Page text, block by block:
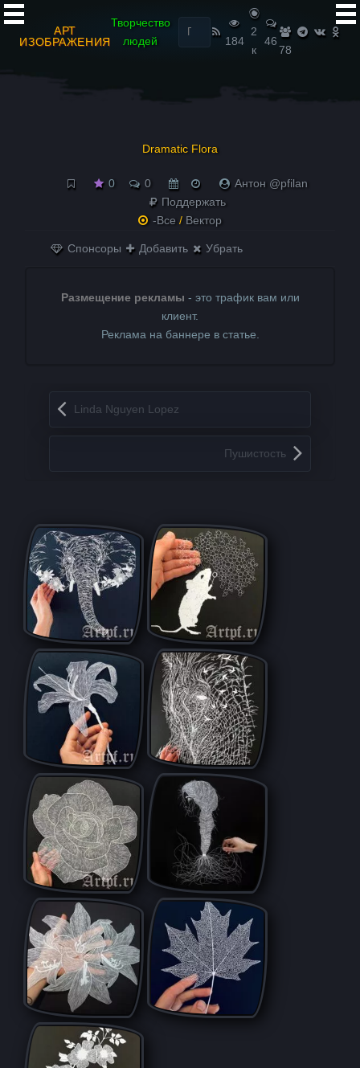
АРТ
ИЗОБРАЖЕНИЯ
Творчество
людей
Найти:
184
2
к
46
78
Dramatic Flora
0 0
Антон @pfilan
Поддержать
-Все / Вектор
Спонсоры Добавить Убрать
Размещение рекламы - это трафик вам или
клиент.
Реклама на баннере в статье.
Запись навигация
Linda Nguyen Lopez
Пушистость